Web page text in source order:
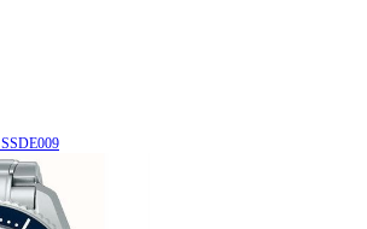
ساعة معصم سیکو الطراز SSDE009